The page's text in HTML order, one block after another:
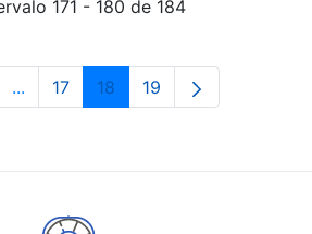
171 - 180 de 184
...Páginas intermedias Use TAB para
Página
17 Página
18 Página
19